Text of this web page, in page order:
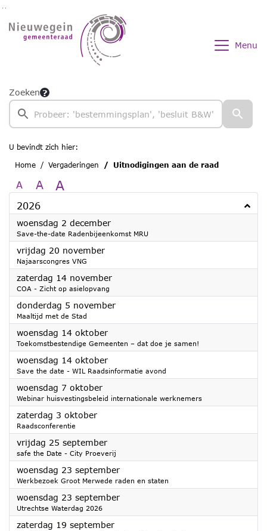
Ga naar de inhoud van deze pagina
Menu
Zoeken
U bevindt zich hier:
Home
Vergaderingen Uitnodigingen aan de raad
A A A
2026
woensdag 2 december2026
Save-the-date Radenbijeenkomst MRU
vrijdag 20 november2026
Najaarscongres VNG
zaterdag 14 november2026
COA - Zicht op asielopvang
donderdag 5 november2026
Maaltijd met de Stad
woensdag 14 oktober2026
Toekomstbestendige Gemeenten – dat doe je samen!
woensdag 14 oktober2026
Save the date - WIL Raadsinformatie avond
woensdag 7 oktober2026
Webinar huisvestingsbeleid internationale werknemers
zaterdag 3 oktober2026
Raadsconferentie
vrijdag 25 september2026
safe the Date - City Proeverij
woensdag 23 september2026
Werkbezoek Groot Merwede raden en staten
woensdag 23 september2026
Utrechtse Waterdag 2026
zaterdag 19 september2026